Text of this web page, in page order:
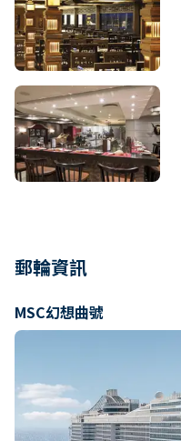
郵輪資訊
MSC幻想曲號